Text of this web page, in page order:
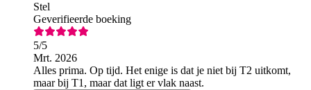
Stel
Geverifieerde boeking
5/5
Mrt. 2026
Alles prima. Op tijd. Het enige is dat je niet bij T2 uitkomt,
maar bij T1, maar dat ligt er vlak naast.